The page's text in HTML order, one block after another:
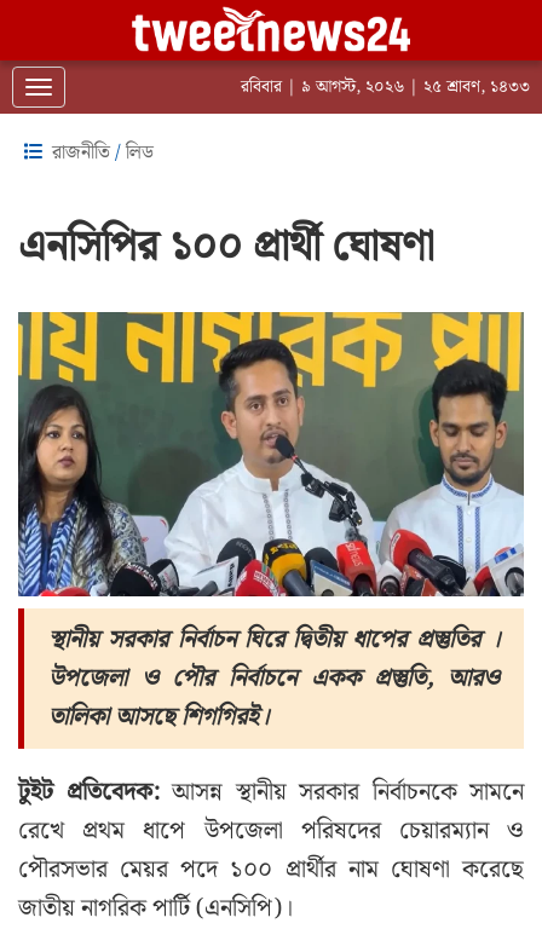
Toggle navigation রবিবার | ৯ আগস্ট, ২০২৬ | ২৫ শ্রাবণ, ১৪৩৩
রাজনীতি/লিড
এনসিপির ১০০ প্রার্থী ঘোষণা
স্থানীয় সরকার নির্বাচন ঘিরে দ্বিতীয় ধাপের প্রস্তুতির ।
উপজেলা ও পৌর নির্বাচনে একক প্রস্তুতি, আরও
তালিকা আসছে শিগগিরই।
টুইট প্রতিবেদক:আসন্ন স্থানীয় সরকার নির্বাচনকে সামনে
রেখে প্রথম ধাপে উপজেলা পরিষদের চেয়ারম্যান ও
পৌরসভার মেয়র পদে ১০০ প্রার্থীর নাম ঘোষণা করেছে
জাতীয় নাগরিক পার্টি (এনসিপি)।